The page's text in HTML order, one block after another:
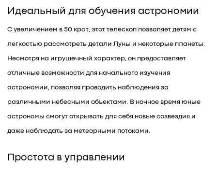
Идеальный для обучения астрономии
С увеличением в 50 крат, этот телескоп позволяет детям с
легкостью рассмотреть детали Луны и некоторые планеты.
Несмотря на игрушечный характер, он предоставляет
отличные возможности для начального изучения
астрономии, позволяя проводить наблюдения за
различными небесными объектами. В ночное время юные
астрономы смогут открывать для себя новые созвездия и
даже наблюдать за метеорными потоками.
Простота в управлении